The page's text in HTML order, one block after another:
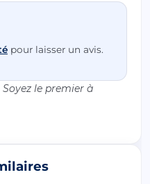
pour laisser un avis.
le premier à